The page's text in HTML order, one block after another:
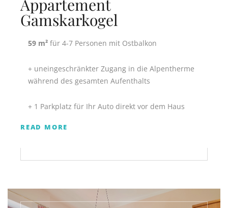
Appartement
Gamskarkogel
59 m² für 4-7 Personen mit Ostbalkon
+ uneingeschränkter Zugang in die Alpentherme
während des gesamten Aufenthalts
+ 1 Parkplatz für Ihr Auto direkt vor dem Haus
READ MORE